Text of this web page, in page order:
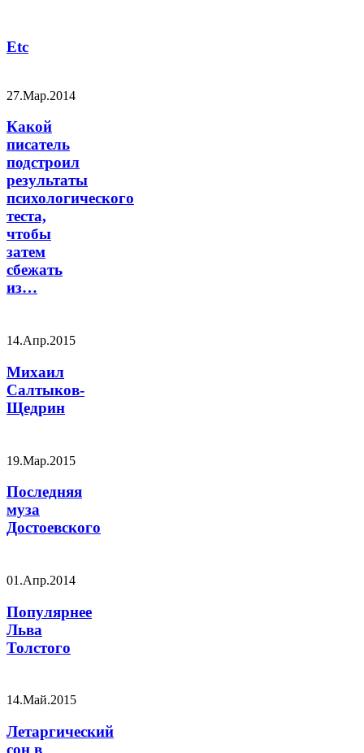
Etc
27.Мар.2014
Какой
писатель
подстроил
результаты
психологического
теста,
чтобы
затем
сбежать
из…
14.Апр.2015
Михаил
Салтыков-
Щедрин
19.Мар.2015
Последняя
муза
Достоевского
01.Апр.2014
Популярнее
Льва
Толстого
14.Май.2015
Летаргический
сон в